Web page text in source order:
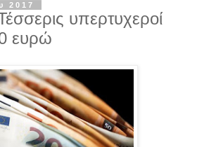
2017
υπερτυχεροί
ευρώ